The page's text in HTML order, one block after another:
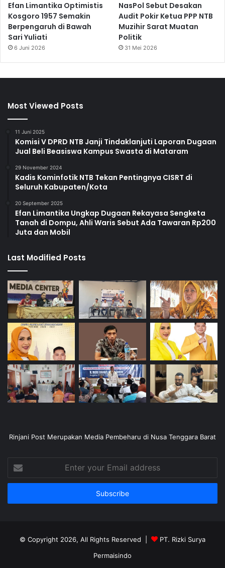
Efan Limantika Optimistis
Kosgoro 1957 Semakin
Berpengaruh di Bawah
Sari Yuliati
6 Juni 2026
NasPol Sebut Desakan
Audit Pokir Ketua PPP NTB
Muzihir Sarat Muatan
Politik
31 Mei 2026
Most Viewed Posts
11 Juni 2025
Komisi V DPRD NTB Janji Tindaklanjuti Laporan Dugaan
Jual Beli Beasiswa Kampus Swasta di Mataram
29 November 2024
Kadis Kominfotik NTB Tekan Pentingnya CISRT di
Seluruh Kabupaten/Kota
20 September 2025
Efan Limantika Ungkap Dugaan Rekayasa Sengketa
Tanah di Dompu, Ahli Waris Sebut Ada Tawaran Rp200
Juta dan Mobil
Last Modified Posts
Rinjani Post Merupakan Media Pembeharu di Nusa Tenggara Barat
your
Email
© Copyright 2026, All Rights Reserved |
PT. Rizki Surya
Permaisindo